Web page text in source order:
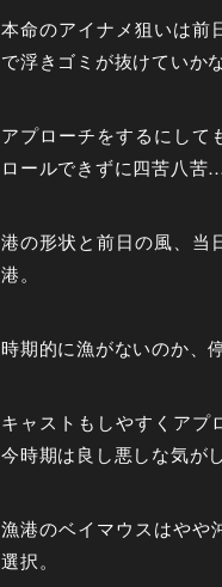
本命のアイナメ狙いは前
で浮きゴミが抜けていか
アプローチをするにして
ロールできずに四苦八苦…
港の形状と前日の風、当
港。
時期的に漁がないのか、
キャストもしやすくアプ
今時期は良し悪しな気がし
漁港のベイマウスはやや
選択。